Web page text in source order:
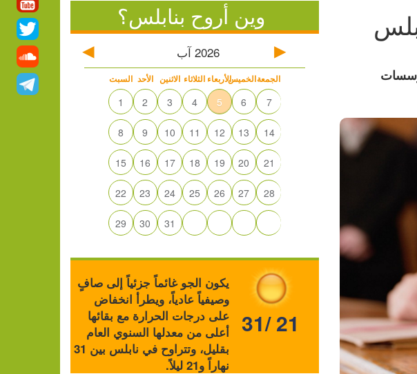
وين أروح بنابلس؟
2026 آب
السبت الأحد الاثنين الثلاثاء الأربعاءالخميسالجمعة
1 2 3 4 5 6 7
8 9 10 11 12 13 14
15 16 17 18 19 20 21
22 23 24 25 26 27 28
29 30 31
يكون الجو غائماً جزئياً إلى صافٍ
وصيفياً عادياً، ويطرأ انخفاض
على درجات الحرارة مع بقائها
أعلى من معدلها السنوي العام
بقليل، وتتراوح في نابلس بين 31
نهاراً و21 ليلاً.
31/ 21